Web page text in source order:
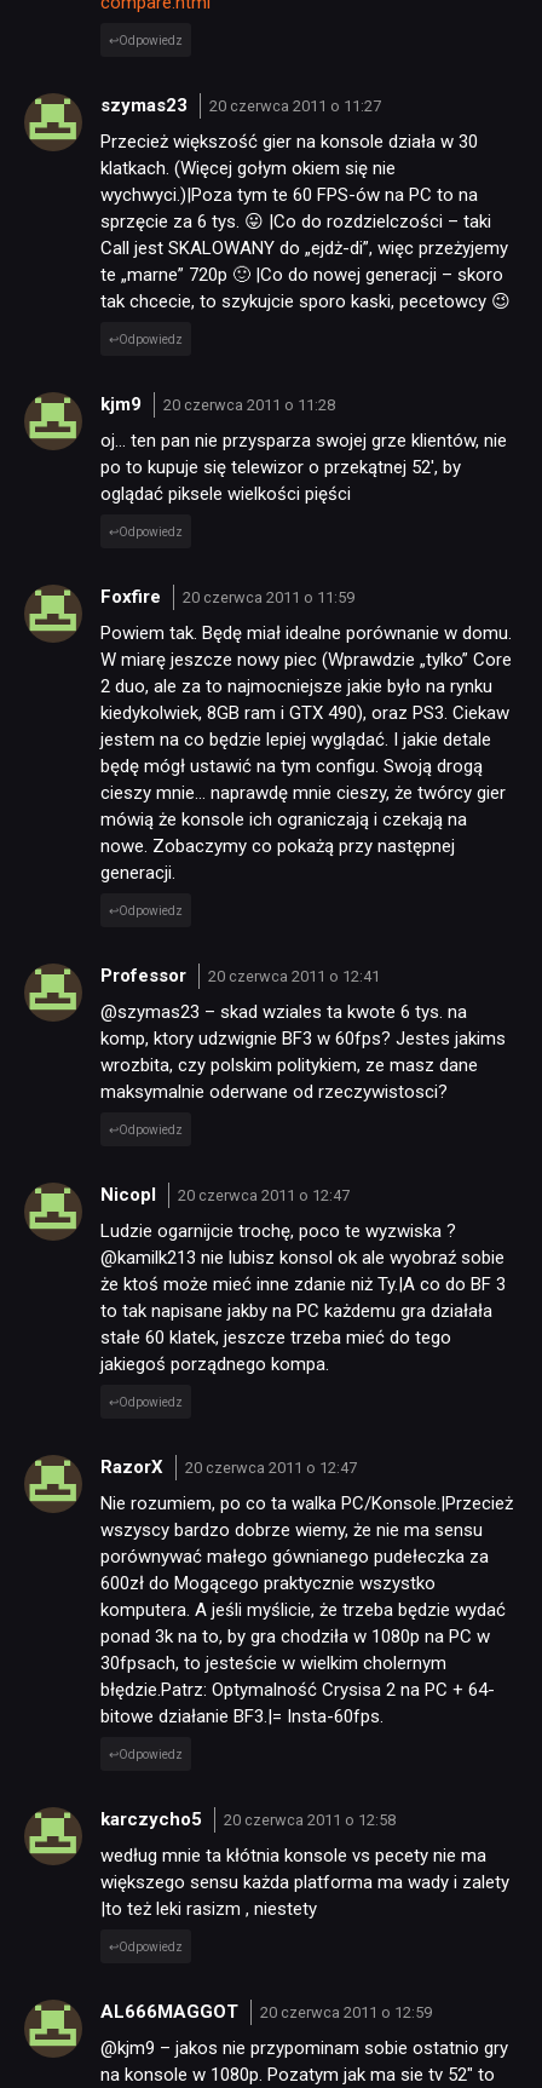
Odpowiedz
szymas23 20 czerwca 2011 o 11:27
Przecież większość gier na konsole działa w 30
klatkach. (Więcej gołym okiem się nie
wychwyci.)|Poza tym te 60 FPS-ów na PC to na
sprzęcie za 6 tys. 😛 |Co do rozdzielczości – taki
Call jest SKALOWANY do „ejdż-di”, więc przeżyjemy
te „marne” 720p 🙂 |Co do nowej generacji – skoro
tak chcecie, to szykujcie sporo kaski, pecetowcy 😉
Odpowiedz
kjm9 20 czerwca 2011 o 11:28
oj… ten pan nie przysparza swojej grze klientów, nie
po to kupuje się telewizor o przekątnej 52′, by
oglądać piksele wielkości pięści
Odpowiedz
Foxfire 20 czerwca 2011 o 11:59
Powiem tak. Będę miał idealne porównanie w domu.
W miarę jeszcze nowy piec (Wprawdzie „tylko” Core
2 duo, ale za to najmocniejsze jakie było na rynku
kiedykolwiek, 8GB ram i GTX 490), oraz PS3. Ciekaw
jestem na co będzie lepiej wyglądać. I jakie detale
będę mógł ustawić na tym configu. Swoją drogą
cieszy mnie… naprawdę mnie cieszy, że twórcy gier
mówią że konsole ich ograniczają i czekają na
nowe. Zobaczymy co pokażą przy następnej
generacji.
Odpowiedz
Professor 20 czerwca 2011 o 12:41
@szymas23 – skad wziales ta kwote 6 tys. na
komp, ktory udzwignie BF3 w 60fps? Jestes jakims
wrozbita, czy polskim politykiem, ze masz dane
maksymalnie oderwane od rzeczywistosci?
Odpowiedz
Nicopl 20 czerwca 2011 o 12:47
Ludzie ogarnijcie trochę, poco te wyzwiska ?
@kamilk213 nie lubisz konsol ok ale wyobraź sobie
że ktoś może mieć inne zdanie niż Ty.|A co do BF 3
to tak napisane jakby na PC każdemu gra działała
stałe 60 klatek, jeszcze trzeba mieć do tego
jakiegoś porządnego kompa.
Odpowiedz
RazorX 20 czerwca 2011 o 12:47
Nie rozumiem, po co ta walka PC/Konsole.|Przecież
wszyscy bardzo dobrze wiemy, że nie ma sensu
porównywać małego gównianego pudełeczka za
600zł do Mogącego praktycznie wszystko
komputera. A jeśli myślicie, że trzeba będzie wydać
ponad 3k na to, by gra chodziła w 1080p na PC w
30fpsach, to jesteście w wielkim cholernym
błędzie.Patrz: Optymalność Crysisa 2 na PC + 64-
bitowe działanie BF3.|= Insta-60fps.
Odpowiedz
karczycho5 20 czerwca 2011 o 12:58
według mnie ta kłótnia konsole vs pecety nie ma
większego sensu każda platforma ma wady i zalety
|to też leki rasizm , niestety
Odpowiedz
AL666MAGGOT 20 czerwca 2011 o 12:59
@kjm9 – jakos nie przypominam sobie ostatnio gry
na konsole w 1080p. Pozatym jak ma sie tv 52″ to